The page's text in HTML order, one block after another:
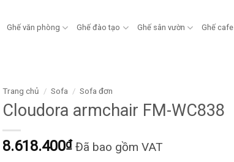
Ghế văn phòng Ghế đào tạo Ghế sân vườn Ghế cafe
Trang chủ / Sofa / Sofa đơn
Cloudora armchair FM-WC838
8.618.400₫ Đã bao gồm VAT